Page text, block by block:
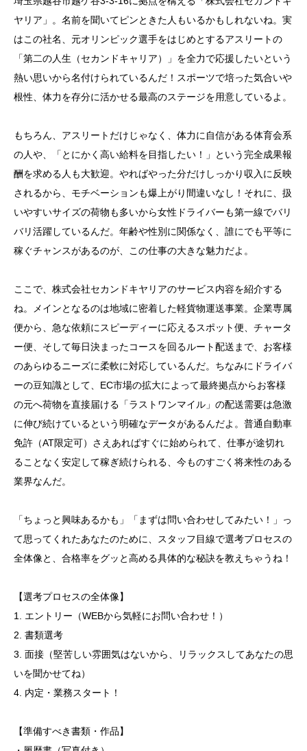
ヤリア」。名前を聞いてピンときた人もいるかもしれないね。実
はこの社名、元オリンピック選手をはじめとするアスリートの
「第二の人生（セカンドキャリア）」を全力で応援したいという
熱い思いから名付けられているんだ！スポーツで培った気合いや
根性、体力を存分に活かせる最高のステージを用意しているよ。
もちろん、アスリートだけじゃなく、体力に自信がある体育会系
の人や、「とにかく高い給料を目指したい！」という完全成果報
酬を求める人も大歓迎。やればやった分だけしっかり収入に反映
されるから、モチベーションも爆上がり間違いなし！それに、扱
いやすいサイズの荷物も多いから女性ドライバーも第一線でバリ
バリ活躍しているんだ。年齢や性別に関係なく、誰にでも平等に
稼ぐチャンスがあるのが、この仕事の大きな魅力だよ。
ここで、株式会社セカンドキヤリアのサービス内容を紹介する
ね。メインとなるのは地域に密着した軽貨物運送事業。企業専属
便から、急な依頼にスピーディーに応えるスポット便、チャータ
ー便、そして毎日決まったコースを回るルート配送まで、お客様
のあらゆるニーズに柔軟に対応しているんだ。ちなみにドライバ
ーの豆知識として、EC市場の拡大によって最終拠点からお客様
の元へ荷物を直接届ける「ラストワンマイル」の配送需要は急激
に伸び続けているという明確なデータがあるんだよ。普通自動車
免許（AT限定可）さえあればすぐに始められて、仕事が途切れ
ることなく安定して稼ぎ続けられる、今ものすごく将来性のある
業界なんだ。
「ちょっと興味あるかも」「まずは問い合わせしてみたい！」っ
て思ってくれたあなたのために、スタッフ目線で選考プロセスの
全体像と、合格率をグッと高める具体的な秘訣を教えちゃうね！
【選考プロセスの全体像】
1. エントリー（WEBから気軽にお問い合わせ！）
2. 書類選考
3. 面接（堅苦しい雰囲気はないから、リラックスしてあなたの思
いを聞かせてね）
4. 内定・業務スタート！
【準備すべき書類・作品】
目次
リアルな働き方と知って得する豆知識
2. お客様の笑顔が最高のご褒美！株式会社セカンドキ
ヤリアが届ける配送サービスと仕事のやりがい
3. 埼玉県越谷市からスタート！株式会社セカンドキヤ
リアの会社概要と目指すビジョン
4. 元アスリートや女性ドライバーも大活躍！完全成果
5. 採用スタッフがこっそり教える！選考の流れや必要
書類と合格率をグッと上げる秘訣